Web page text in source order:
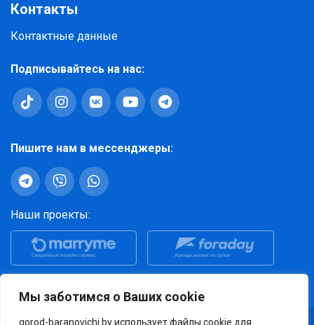
Мы заботимся о Ваших cookie
gorod-baranovichi.by использует файлы cookie для
Контакты
Контактные данные
Подписывайтесь на нас:
Пишите нам в мессенджеры:
Наши проекты: